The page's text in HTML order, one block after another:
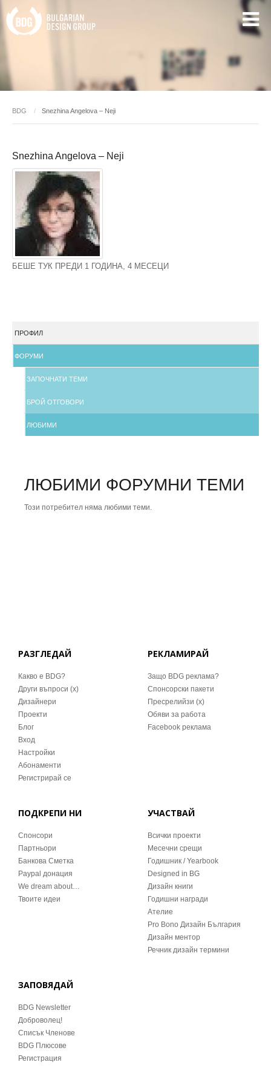
BDG Snezhina Angelova – Neji
Snezhina Angelova – Neji
БЕШЕ ТУК ПРЕДИ 1 ГОДИНА, 4 МЕСЕЦИ
ПРОФИЛ
ФОРУМИ
ЗАПОЧНАТИ ТЕМИ
БРОЙ ОТГОВОРИ
ЛЮБИМИ
ЛЮБИМИ ФОРУМНИ ТЕМИ
Този потребител няма любими теми.
РАЗГЛЕДАЙ
Какво е BDG?
Други въпроси (x)
Дизайнери
Проекти
Блог
Вход
Настройки
Абонаменти
Регистрирай се
РЕКЛАМИРАЙ
Защо BDG реклама?
Спонсорски пакети
Пресрелийзи (x)
Обяви за работа
Facebook реклама
ПОДКРЕПИ НИ
Спонсори
Партньори
Банкова Сметка
Paypal донация
We dream about…
Твоите идеи
УЧАСТВАЙ
Всички проекти
Месечни срещи
Годишник / Yearbook
Designed in BG
Дизайн книги
Годишни награди
Ателие
Pro Bono Дизайн България
Дизайн ментор
Речник дизайн термини
ЗАПОВЯДАЙ
BDG Newsletter
Доброволец!
Списък Членове
BDG Плюсове
Регистрация